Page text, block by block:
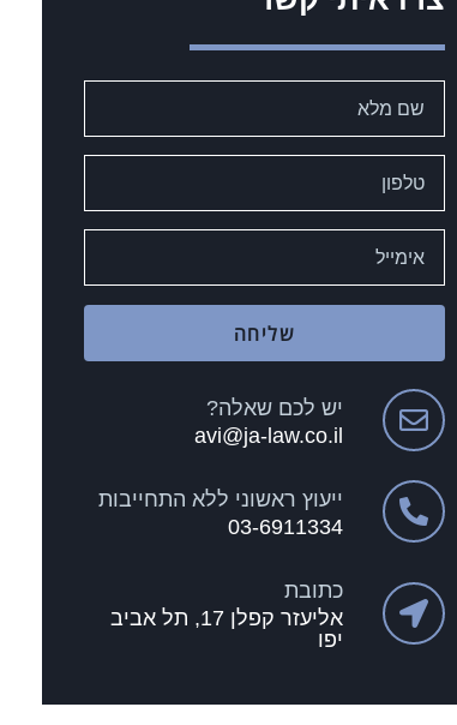
שליחה
יש לכם שאלה?
avi@ja-law.co.il
ייעוץ ראשוני ללא התחייבות
03-6911334
כתובת
אליעזר קפלן 17, תל אביב
יפו